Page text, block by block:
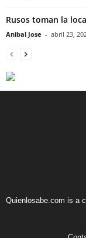
Rusos toman la
Anibal Jose - abril 23,
Quienlosabe.com is a